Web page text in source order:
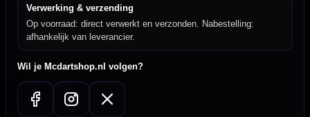
Verwerking & verzending
Op voorraad: direct verwerkt en verzonden. Nabestelling:
afhankelijk van leverancier.
Wil je Mcdartshop.nl volgen?